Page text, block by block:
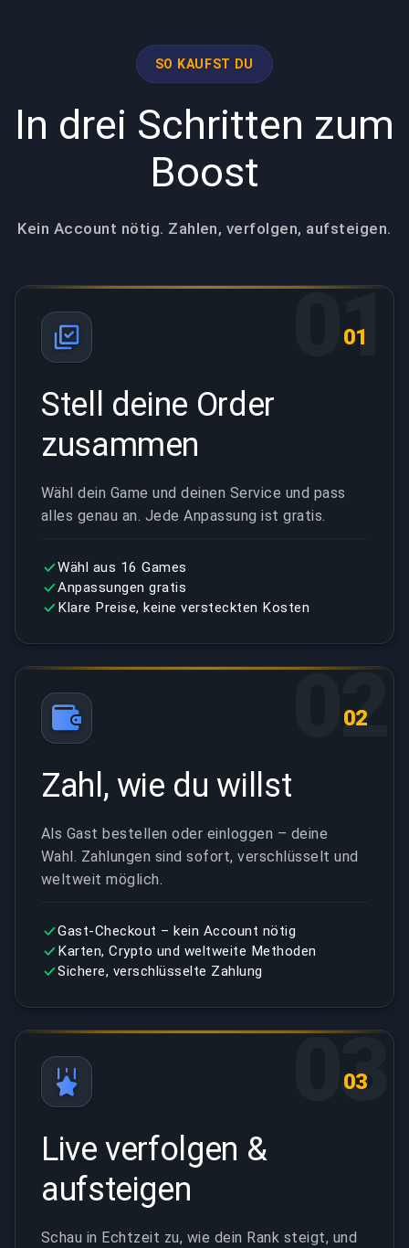
SO KAUFST DU
In drei Schritten zum
Boost
Kein Account nötig. Zahlen, verfolgen, aufsteigen.
01
01
Stell deine Order
zusammen
Wähl dein Game und deinen Service und pass
alles genau an. Jede Anpassung ist gratis.
Wähl aus 16 Games
Anpassungen gratis
Klare Preise, keine versteckten Kosten
02
02
Zahl, wie du willst
Als Gast bestellen oder einloggen – deine
Wahl. Zahlungen sind sofort, verschlüsselt und
weltweit möglich.
Gast-Checkout – kein Account nötig
Karten, Crypto und weltweite Methoden
Sichere, verschlüsselte Zahlung
03
03
Live verfolgen &
aufsteigen
Schau in Echtzeit zu, wie dein Rank steigt, und